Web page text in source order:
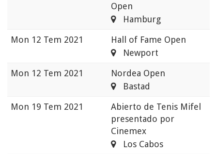
Open
Hamburg
Mon 12 Tem 2021
Hall of Fame Open
Newport
Mon 12 Tem 2021
Nordea Open
Bastad
Mon 19 Tem 2021
Abierto de Tenis Mifel
presentado por
Cinemex
Los Cabos